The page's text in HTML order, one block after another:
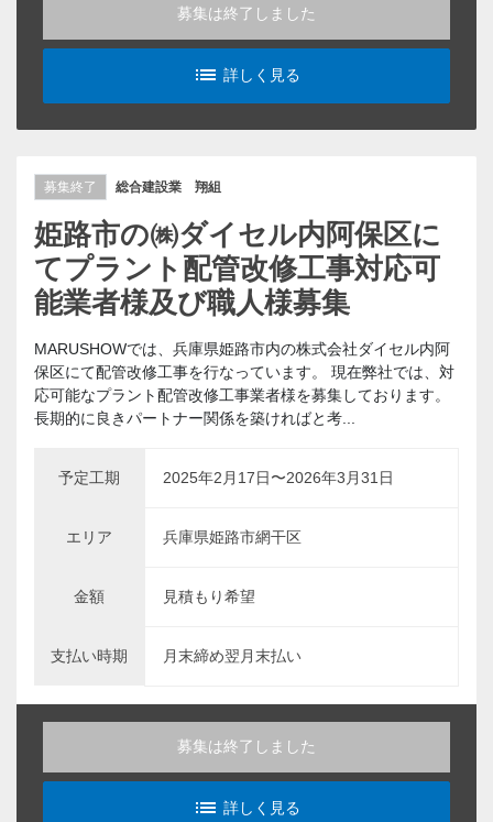
募集は終了しました
list_alt
詳しく見る
募集終了 総合建設業 翔組
姫路市の㈱ダイセル内阿保区に
てプラント配管改修工事対応可
能業者様及び職人様募集
MARUSHOWでは、兵庫県姫路市内の株式会社ダイセル内阿
保区にて配管改修工事を行なっています。 現在弊社では、対
応可能なプラント配管改修工事業者様を募集しております。
長期的に良きパートナー関係を築ければと考...
予定工期 2025年2月17日〜2026年3月31日
エリア 兵庫県姫路市網干区
金額 見積もり希望
支払い時期 月末締め翌月末払い
募集は終了しました
list_alt
詳しく見る